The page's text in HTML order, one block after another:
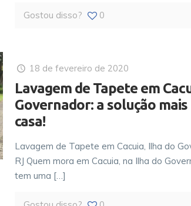
Gostou disso? 0
18 de fevereiro de 2020
Lavagem de Tapete em
Governador: a solução
casa!
Lavagem de Tapete em Cacuia, Ilha do
RJ Quem mora em Cacuia, na Ilha do
tem uma […]